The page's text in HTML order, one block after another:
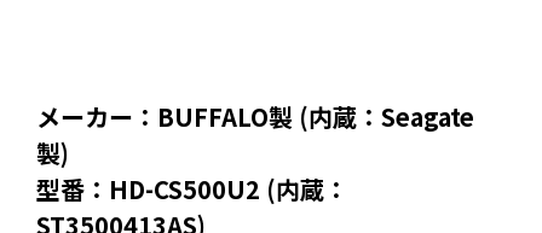
メーカー：BUFFALO製 (内蔵：Seagate
製)
型番：HD-CS500U2 (内蔵：
ST3500413AS)